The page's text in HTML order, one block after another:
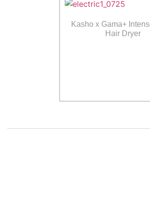
Kasho x Gama+
Hair Dryer